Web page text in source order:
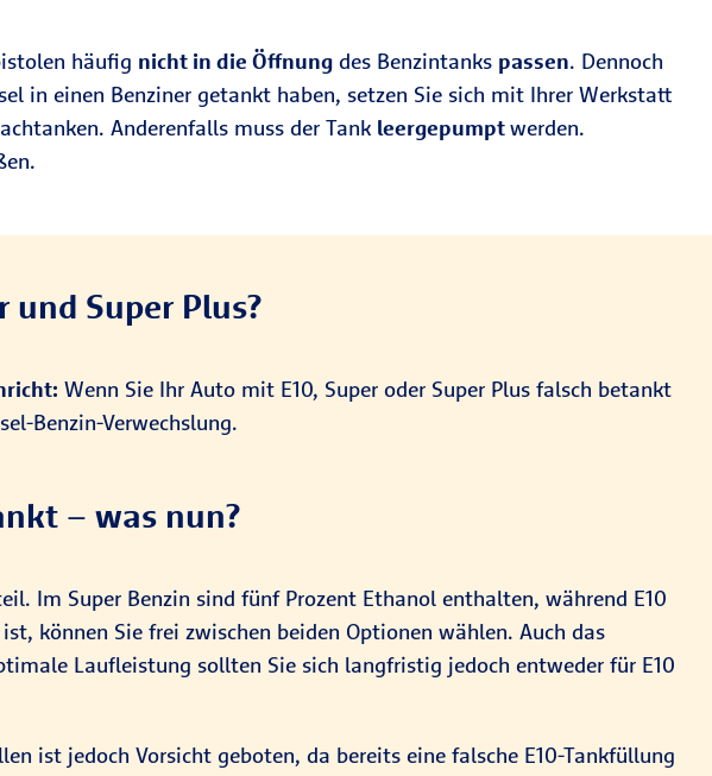
häufig nicht in die Öffnung des Benzintanks passen. Dennoch
in einen Benziner getankt haben, setzen Sie sich mit Ihrer Werkstatt
Anderenfalls muss der Tank leergepumptwerden.
und Super Plus?
Wenn Sie Ihr Auto mit E10, Super oder Super Plus falsch betankt
Benzin-Verwechslung.
– was nun?
Im Super Benzin sind fünf Prozent Ethanol enthalten, während E10
können Sie frei zwischen beiden Optionen wählen. Auch das
Laufleistung sollten Sie sich langfristig jedoch entweder für E10
ist jedoch Vorsicht geboten, da bereits eine falsche E10-Tankfüllung